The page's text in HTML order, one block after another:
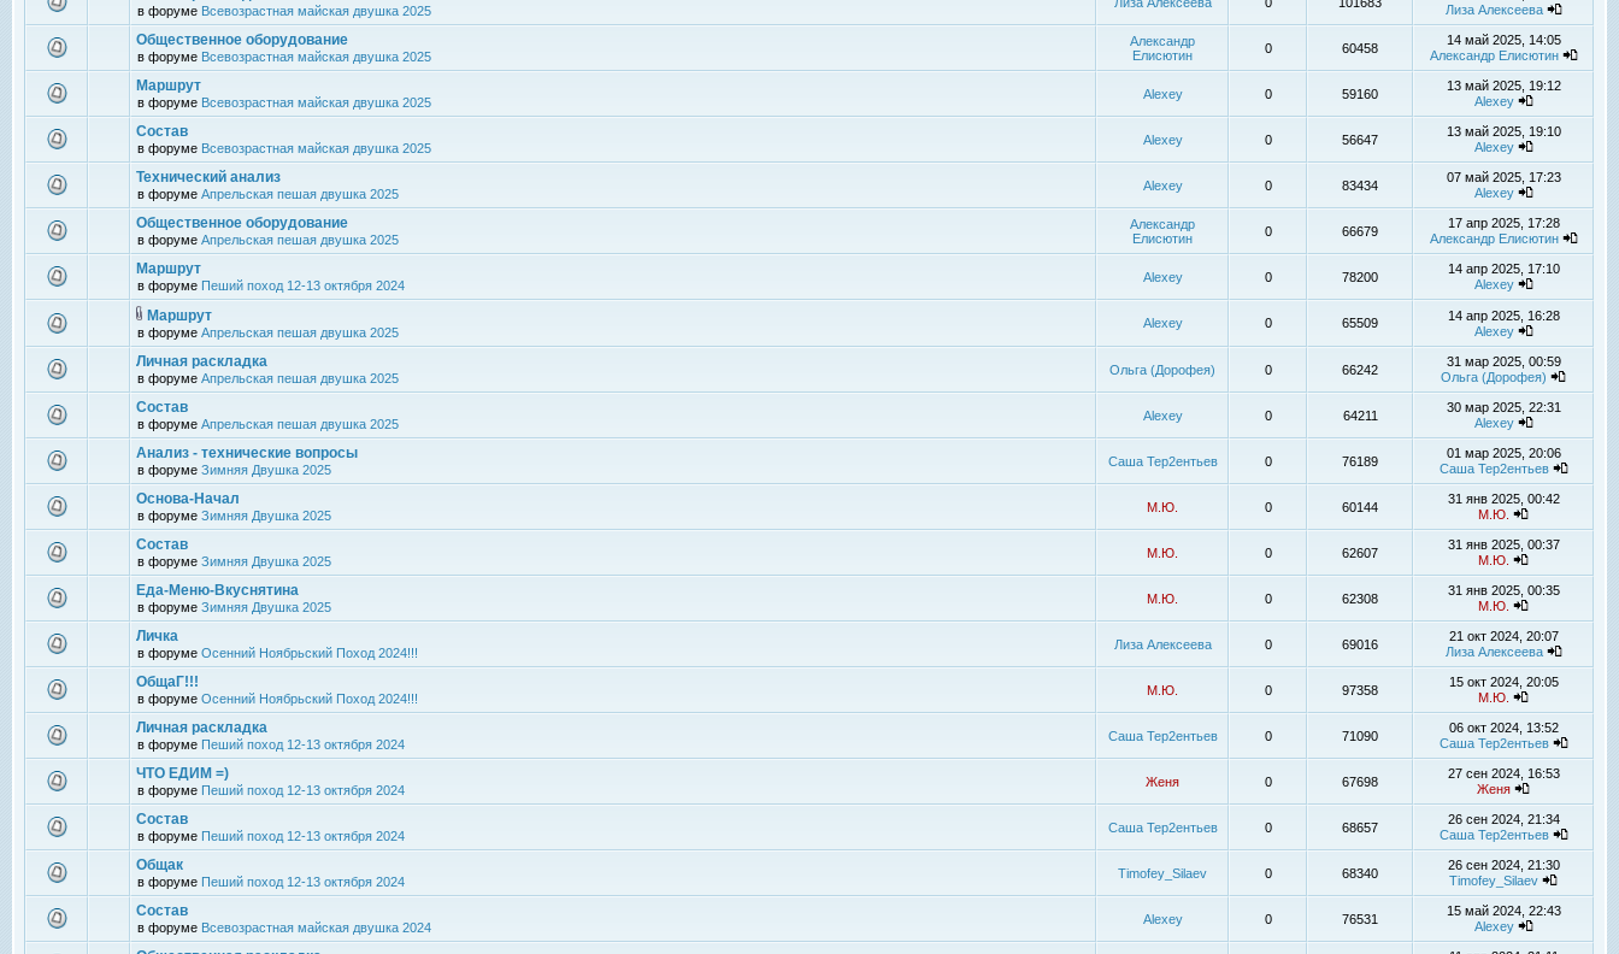
в форуме Всевозрастная майская двушка 2025
Лиза Алексеева
Общественное оборудование
в форуме Всевозрастная майская двушка 2025
Александр
Елисютин
0 60458
14 май 2025, 14:05
Александр Елисютин
Маршрут
в форуме Всевозрастная майская двушка 2025
Alexey 0 59160
13 май 2025, 19:12
Alexey
Состав
в форуме Всевозрастная майская двушка 2025
Alexey 0 56647
13 май 2025, 19:10
Alexey
Технический анализ
в форуме Апрельская пешая двушка 2025
Alexey 0 83434
07 май 2025, 17:23
Alexey
Общественное оборудование
в форуме Апрельская пешая двушка 2025
Александр
Елисютин
0 66679
17 апр 2025, 17:28
Александр Елисютин
Маршрут
в форуме Пеший поход 12-13 октября 2024
Alexey 0 78200
14 апр 2025, 17:10
Alexey
Маршрут
в форуме Апрельская пешая двушка 2025
Alexey 0 65509
14 апр 2025, 16:28
Alexey
Личная раскладка
в форуме Апрельская пешая двушка 2025
Ольга (Дорофея) 0 66242
31 мар 2025, 00:59
Ольга (Дорофея)
Состав
в форуме Апрельская пешая двушка 2025
Alexey 0 64211
30 мар 2025, 22:31
Alexey
Анализ - технические вопросы
в форуме Зимняя Двушка 2025
Саша Тер2ентьев 0 76189
01 мар 2025, 20:06
Саша Тер2ентьев
Основа-Начал
в форуме Зимняя Двушка 2025
М.Ю. 0 60144
31 янв 2025, 00:42
М.Ю.
Состав
в форуме Зимняя Двушка 2025
М.Ю. 0 62607
31 янв 2025, 00:37
М.Ю.
Еда-Меню-Вкуснятина
в форуме Зимняя Двушка 2025
М.Ю. 0 62308
31 янв 2025, 00:35
М.Ю.
Личка
в форуме Осенний Ноябрьский Поход 2024!!!
Лиза Алексеева 0 69016
21 окт 2024, 20:07
Лиза Алексеева
ОбщаГ!!!
в форуме Осенний Ноябрьский Поход 2024!!!
М.Ю. 0 97358
15 окт 2024, 20:05
М.Ю.
Личная раскладка
в форуме Пеший поход 12-13 октября 2024
Саша Тер2ентьев 0 71090
06 окт 2024, 13:52
Саша Тер2ентьев
ЧТО ЕДИМ =)
в форуме Пеший поход 12-13 октября 2024
Женя 0 67698
27 сен 2024, 16:53
Женя
Состав
в форуме Пеший поход 12-13 октября 2024
Саша Тер2ентьев 0 68657
26 сен 2024, 21:34
Саша Тер2ентьев
Общак
в форуме Пеший поход 12-13 октября 2024
Timofey_Silaev 0 68340
26 сен 2024, 21:30
Timofey_Silaev
Состав
в форуме Всевозрастная майская двушка 2024
Alexey 0 76531
15 май 2024, 22:43
Alexey